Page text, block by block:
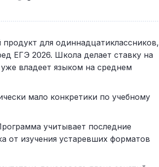
для одиннадцатиклассников,
ЕГЭ 2026. Школа делает ставку на
владеет языком на среднем
мало конкретики по учебному
учитывает последние
от изучения устаревших форматов